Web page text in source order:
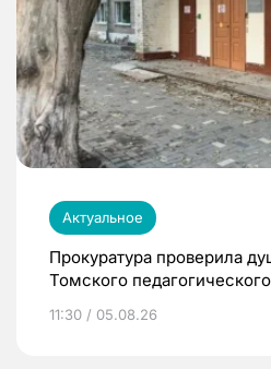
Актуальное
Прокуратура проверила
Томского
11:30 / 05.08.26